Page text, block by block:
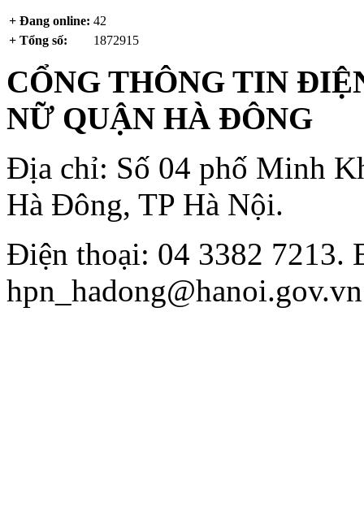
+ Đang online: 42
+ Tổng số:
1872915
CỔNG THÔNG TIN
NỮ QUẬN HÀ ĐÔNG
Địa chỉ: Số 04 phố Minh
Hà Đông, TP Hà Nội.
Điện thoại: 04 3382 7213.